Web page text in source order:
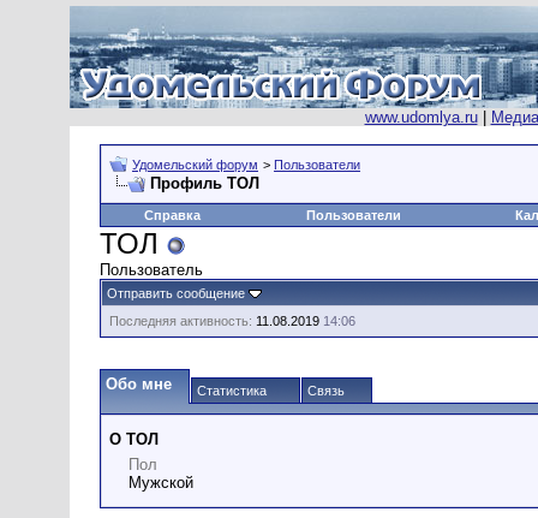
www.udomlya.ru|
Удомельский форум > Пользователи
Профиль ТОЛ
Справка Пользователи
ТОЛ
Пользователь
Отправить сообщение
Последняя активность: 11.08.2019 14:06
Обо мне Статистика Связь
О ТОЛ
Пол
Мужской